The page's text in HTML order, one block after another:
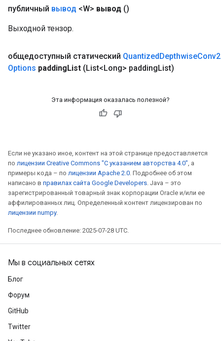
публичный вывод <W> вывод ()
Выходной тензор.
общедоступный статический QuantizedDepthwise
Options paddingList (List<Long> paddingList)
Эта информация оказалась полезной?
Если не указано иное, контент на этой странице предоставляется
по лицензии Creative Commons "С указанием авторства 4.0", а
примеры кода – по лицензии Apache 2.0. Подробнее об этом
написано в правилах сайта Google Developers. Java – это
зарегистрированный товарный знак корпорации Oracle и/или ее
аффилированных лиц. Определенный контент лицензирован по
лицензии numpy.
Последнее обновление: 2025-07-28 UTC.
Мы в социальных сетях
Блог
Форум
GitHub
Twitter